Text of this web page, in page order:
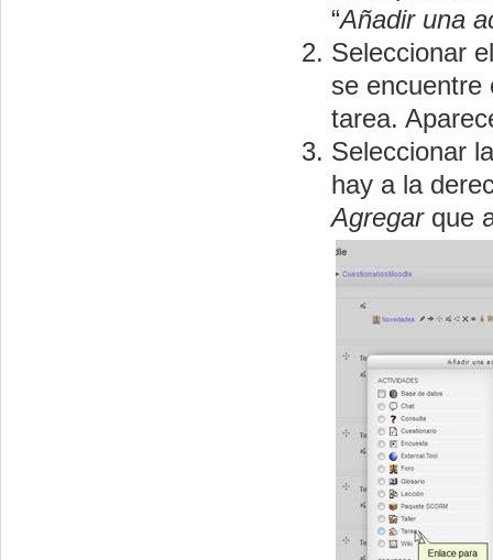
“Añadir una
Seleccionar
se encuentre
tarea.
Seleccionar
hay a la
Agregarque